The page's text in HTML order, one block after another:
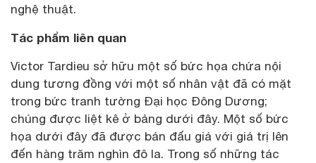
nghệ thuật.
Tác phẩm liên quan
Victor Tardieu sở hữu một số bức họa chứa nội
dung tương đồng với một số nhân vật đã có mặt
trong bức tranh tường Đại học Đông Dương;
chúng được liệt kê ở bảng dưới đây. Một số bức
họa dưới đây đã được bán đấu giá với giá trị lên
đến hàng trăm nghìn đô la. Trong số những tác